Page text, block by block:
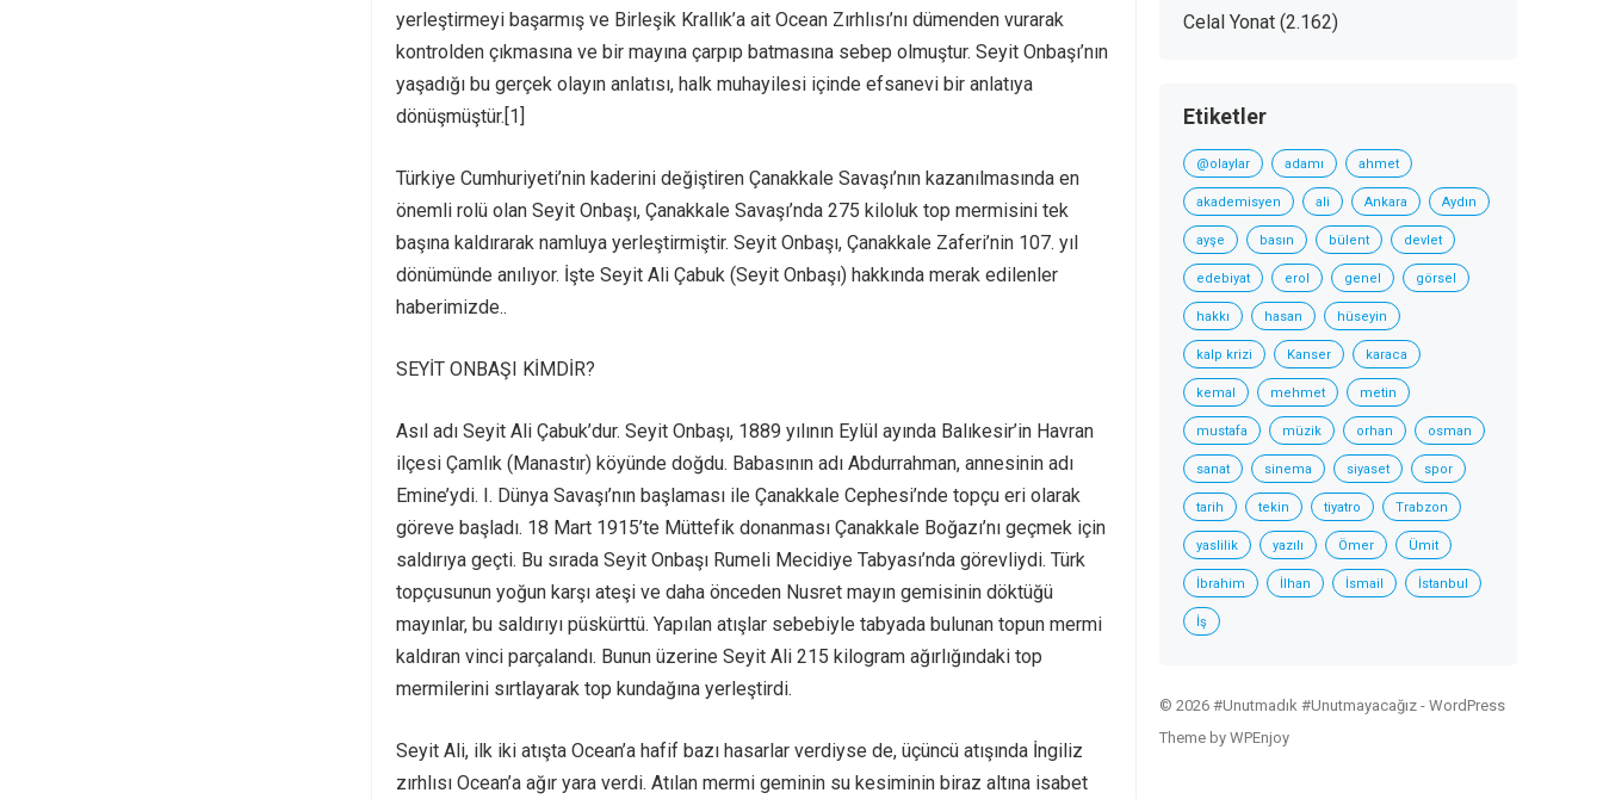
yerleştirmeyi başarmış ve Birleşik Krallık’a ait Ocean Zırhlısı’nı dümenden vurarak
kontrolden çıkmasına ve bir mayına çarpıp batmasına sebep olmuştur. Seyit Onbaşı’nın
yaşadığı bu gerçek olayın anlatısı, halk muhayilesi içinde efsanevi bir anlatıya
dönüşmüştür.[1]
Türkiye Cumhuriyeti’nin kaderini değiştiren Çanakkale Savaşı’nın kazanılmasında en
önemli rolü olan Seyit Onbaşı, Çanakkale Savaşı’nda 275 kiloluk top mermisini tek
başına kaldırarak namluya yerleştirmiştir. Seyit Onbaşı, Çanakkale Zaferi’nin 107. yıl
dönümünde anılıyor. İşte Seyit Ali Çabuk (Seyit Onbaşı) hakkında merak edilenler
haberimizde..
SEYİT ONBAŞI KİMDİR?
Asıl adı Seyit Ali Çabuk’dur. Seyit Onbaşı, 1889 yılının Eylül ayında Balıkesir’in Havran
ilçesi Çamlık (Manastır) köyünde doğdu. Babasının adı Abdurrahman, annesinin adı
Emine’ydi. I. Dünya Savaşı’nın başlaması ile Çanakkale Cephesi’nde topçu eri olarak
göreve başladı. 18 Mart 1915’te Müttefik donanması Çanakkale Boğazı’nı geçmek için
saldırıya geçti. Bu sırada Seyit Onbaşı Rumeli Mecidiye Tabyası’nda görevliydi. Türk
topçusunun yoğun karşı ateşi ve daha önceden Nusret mayın gemisinin döktüğü
mayınlar, bu saldırıyı püskürttü. Yapılan atışlar sebebiyle tabyada bulunan topun mermi
kaldıran vinci parçalandı. Bunun üzerine Seyit Ali 215 kilogram ağırlığındaki top
mermilerini sırtlayarak top kundağına yerleştirdi.
Seyit Ali, ilk iki atışta Ocean’a hafif bazı hasarlar verdiyse de, üçüncü atışında İngiliz
zırhlısı Ocean’a ağır yara verdi. Atılan mermi geminin su kesiminin biraz altına isabet
Celal Yonat (2.162)
Etiketler
@olaylar adamı ahmet
akademisyen ali Ankara Aydın
ayşe basın bülent devlet
edebiyat erol genel görsel
hakkı hasan hüseyin
kalp krizi Kanser karaca
kemal mehmet metin
mustafa müzik orhan osman
sanat sinema siyaset spor
tarih tekin tiyatro Trabzon
yaslilik yazılı Ömer Ümit
İbrahim İlhan İsmail İstanbul
İş
© 2026 #Unutmadık #Unutmayacağız - WordPress
Theme by WPEnjoy